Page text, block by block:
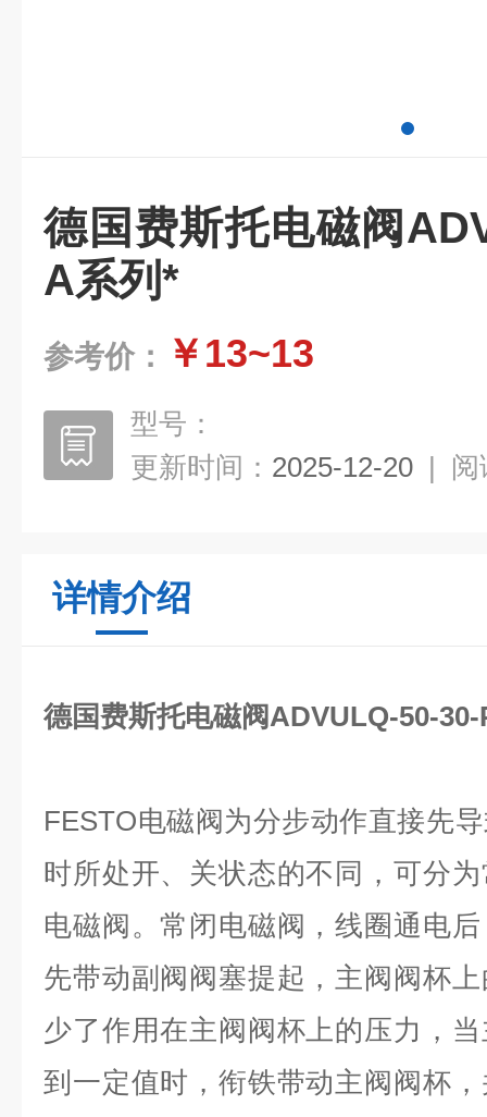
德国费斯托电磁阀
A系列*
参考价： ￥13~13
型号：
更新时间： 2025-12-20 | 阅
详情介绍
德国费斯托电磁阀ADVULQ-50-
FESTO电磁阀为分步动作直接先
时所处开、关状态的不同，可分
电磁阀。常闭电磁阀，线圈通电
先带动副阀阀塞提起，主阀阀杯
少了作用在主阀阀杯上的压力，
到一定值时，衔铁带动主阀阀杯